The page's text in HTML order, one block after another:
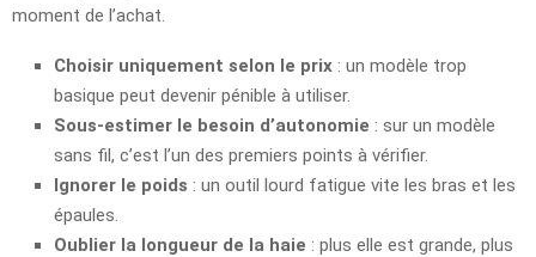
moment de l’achat.
Choisir uniquement selon le prix : un modèle trop
basique peut devenir pénible à utiliser.
Sous-estimer le besoin d’autonomie : sur un modèle
sans fil, c’est l’un des premiers points à vérifier.
Ignorer le poids : un outil lourd fatigue vite les bras et les
épaules.
Oublier la longueur de la haie : plus elle est grande, plus